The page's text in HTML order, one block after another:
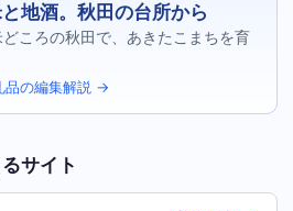
地酒。秋田の台所から
ころの秋田で、あきたこまちを育
品の編集解説 →
サイト